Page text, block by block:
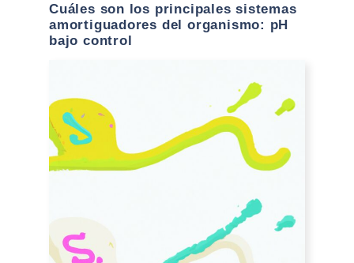
Cuáles son los principales sistemas
amortiguadores del organismo: pH
bajo control